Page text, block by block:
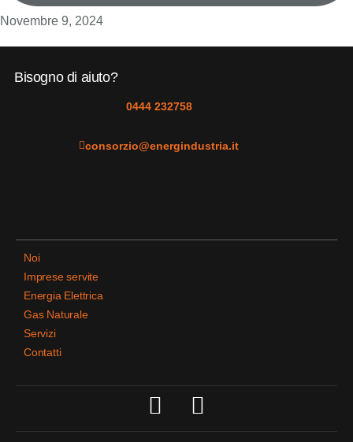
Novembre 9, 2024
Bisogno di aiuto?
0444 232758
consorzio@energindustria.it
Noi
Imprese servite
Energia Elettrica
Gas Naturale
Servizi
Contatti